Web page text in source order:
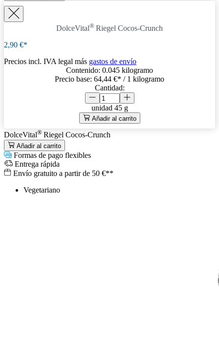
DolceVital® Riegel Cocos-Crunch
2,90 €*
Precios incl. IVA legal más gastos de envío
Contenido: 0.045 kilogramo
Precio base: 64,44 €* / 1 kilogramo
Cantidad:
unidad 45 g
Añadir al carrito
DolceVital® Riegel Cocos-Crunch
Añadir al carrito
Formas de pago flexibles
Entrega rápida
Envío gratuito a partir de 50 €**
Vegetariano